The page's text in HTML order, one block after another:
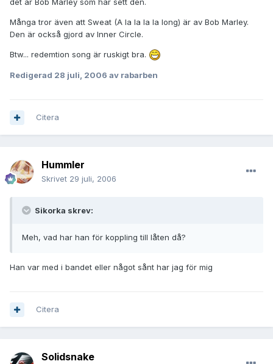
Många tror även att Sweat (A la la la la long) är av Bob Marley.
Den är också gjord av Inner Circle.
Btw... redemtion song är ruskigt bra.
Redigerad 28 juli, 2006 av rabarben
Citera
Hummler
Skrivet 29 juli, 2006
Sikorka skrev:
Meh, vad har han för koppling till låten då?
Han var med i bandet eller något sånt har jag för mig
Citera
Solidsnake